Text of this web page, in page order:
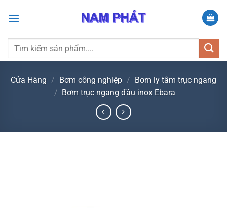
qua
dung
Tìm
Cửa Hàng / Bơm công nghiệp / Bơm ly tâm trục ngang
/ Bơm trục ngang đầu inox Ebara